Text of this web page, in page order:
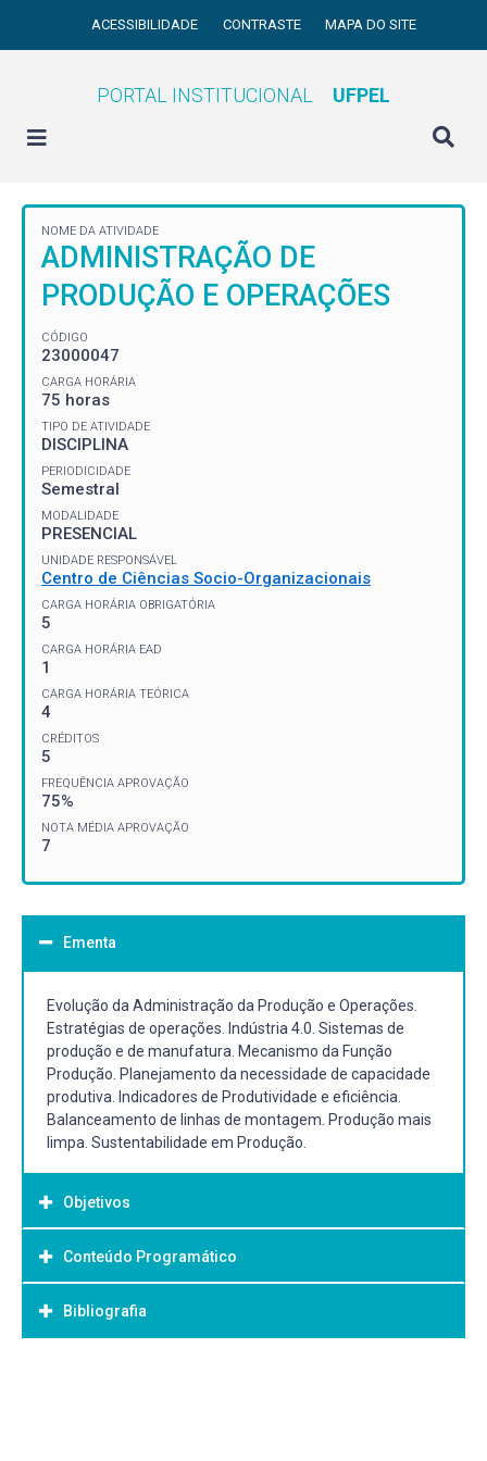
ACESSIBILIDADE CONTRASTE MAPA DO SITE
PORTAL INSTITUCIONAL UFPEL
NOME DA ATIVIDADE
ADMINISTRAÇÃO DE
PRODUÇÃO E OPERAÇÕES
CÓDIGO
23000047
CARGA HORÁRIA
75 horas
TIPO DE ATIVIDADE
DISCIPLINA
PERIODICIDADE
Semestral
MODALIDADE
PRESENCIAL
UNIDADE RESPONSÁVEL
Centro de Ciências Socio-Organizacionais
CARGA HORÁRIA OBRIGATÓRIA
5
CARGA HORÁRIA EAD
1
CARGA HORÁRIA TEÓRICA
4
CRÉDITOS
5
FREQUÊNCIA APROVAÇÃO
75%
NOTA MÉDIA APROVAÇÃO
7
Ementa
Evolução da Administração da Produção e Operações.
Estratégias de operações. Indústria 4.0. Sistemas de
produção e de manufatura. Mecanismo da Função
Produção. Planejamento da necessidade de capacidade
produtiva. Indicadores de Produtividade e eficiência.
Balanceamento de linhas de montagem. Produção mais
limpa. Sustentabilidade em Produção.
Objetivos
Objetivo Geral:
Proporcionar, aos alunos, condições de entendimento dos
conceitos essenciais relativos à organização das
Conteúdo Programático
Bibliografia